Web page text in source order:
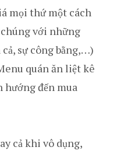
mọi thứ một cách
với những
sự công bằng,…)
quán ăn liệt kê
hướng đến mua
cả khi vô dụng,